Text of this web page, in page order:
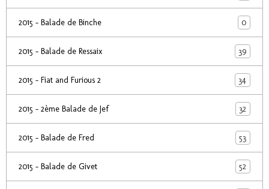
2015 - Balade de Binche 0
2015 - Balade de Ressaix 39
2015 - Fiat and Furious 2 34
2015 - 2ème Balade de Jef 32
2015 - Balade de Fred 53
2015 - Balade de Givet 52